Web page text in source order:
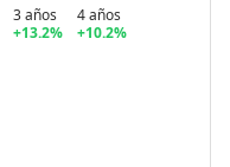
3 años
+13.2%
4 años
+10.2%